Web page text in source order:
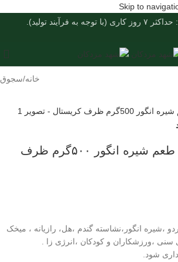
Skip to
فرآیند تولید).
خانه/سجوق
سجوق گردویی با طعم شیره انگور ۵۰۰گرم ظرف
،شیره انگور،نشاسته گندم ،هل، رازیانه ، میخک
،ورزشکاران و کودکان ،انرژی زا .
شود.